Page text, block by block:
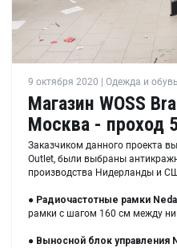
9 октября 2020 | Одежда и обувь
Магазин WOSS
Москва - проход
Заказчиком данного проекта
Outlet, были выбраны
производства Нидерланды и
● Радиочастотные рамки
рамки с шагом 160 см между
● Выносной блок управления